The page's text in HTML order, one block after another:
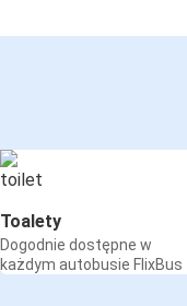
Toalety
Dogodnie dostępne w
każdym autobusie FlixBus